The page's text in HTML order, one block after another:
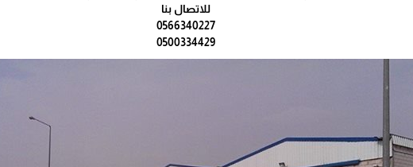
للاتصال بنا
0566340227
0500334429